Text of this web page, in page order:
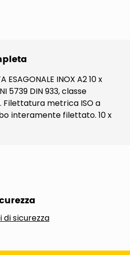
ESAGONALE INOX A2 10 x
5739 DIN 933, classe
Filettatura metrica ISO a
interamente filettato. 10 x
sicurezza